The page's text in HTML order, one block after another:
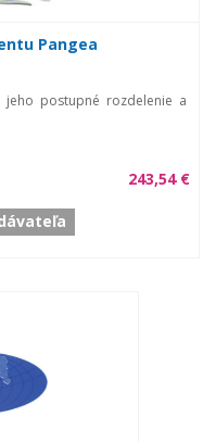
Pangea
postupné rozdelenie a
243,54 €